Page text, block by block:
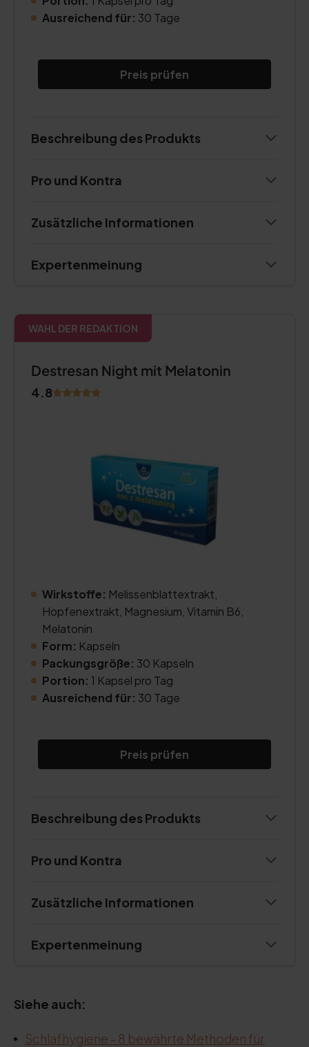
Ausreichend für: 30 Tage
Preis prüfen
Beschreibung des Produkts
Pro und Kontra
Zusätzliche Informationen
Expertenmeinung
WAHL DER REDAKTION
Destresan Night mit Melatonin
4.8
Wirkstoffe: Melissenblattextrakt,
Hopfenextrakt, Magnesium, Vitamin B6,
Melatonin
Form: Kapseln
Packungsgröße: 30 Kapseln
Portion: 1 Kapsel pro Tag
Ausreichend für: 30 Tage
Preis prüfen
Beschreibung des Produkts
Pro und Kontra
Zusätzliche Informationen
Expertenmeinung
Siehe auch:
Schlafhygiene - 8 bewährte Methoden für